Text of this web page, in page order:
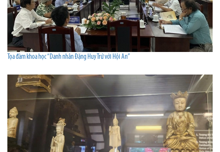
Tọa đàm khoa học “Danh nhân Đặng Huy Trứ với Hội An”